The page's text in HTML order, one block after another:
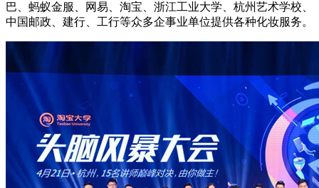
巴、蚂蚁金服、网易、淘宝、浙江工业大学、杭州艺术学校、
中国邮政、建行、工行等众多企事业单位提供各种化妆服务。